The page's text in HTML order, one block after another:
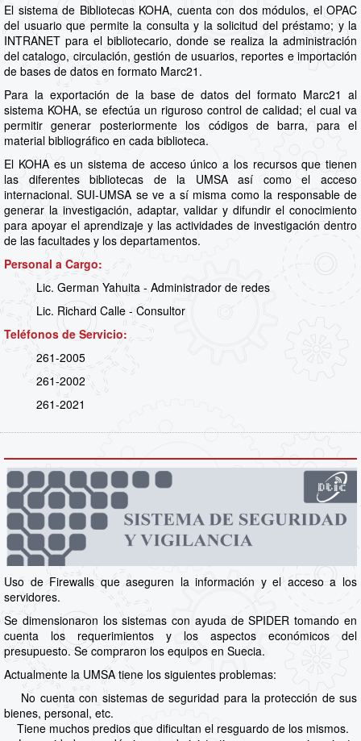
El sistema de Bibliotecas KOHA, cuenta con dos módulos, el OPAC
del usuario que permite la consulta y la solicitud del préstamo; y la
INTRANET para el bibliotecario, donde se realiza la administración
del catalogo, circulación, gestión de usuarios, reportes e importación
de bases de datos en formato Marc21.
Para la exportación de la base de datos del formato Marc21 al
sistema KOHA, se efectúa un riguroso control de calidad; el cual va
permitir generar posteriormente los códigos de barra, para el
material bibliográfico en cada biblioteca.
El KOHA es un sistema de acceso único a los recursos que tienen
las diferentes bibliotecas de la UMSA así como el acceso
internacional. SUI-UMSA se ve a sí misma como la responsable de
generar la investigación, adaptar, validar y difundir el conocimiento
para apoyar el aprendizaje y las actividades de investigación dentro
de las facultades y los departamentos.
Personal a Cargo:
Lic. German Yahuita - Administrador de redes
Lic. Richard Calle - Consultor
Teléfonos de Servicio:
261-2005
261-2002
261-2021
Uso de Firewalls que aseguren la información y el acceso a los
servidores.
Se dimensionaron los sistemas con ayuda de SPIDER tomando en
cuenta los requerimientos y los aspectos económicos del
presupuesto. Se compraron los equipos en Suecia.
Actualmente la UMSA tiene los siguientes problemas:
No cuenta con sistemas de seguridad para la protección de sus
bienes, personal, etc.
Tiene muchos predios que dificultan el resguardo de los mismos.